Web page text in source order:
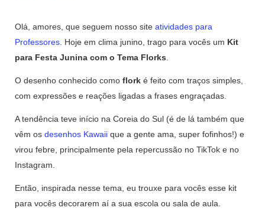
Olá, amores, que seguem nosso site atividades para
Professores . Hoje em clima junino, trago para vocês um Kit
para Festa Junina com o Tema Florks
O desenho conhecido como flork é feito com traços simples,
com expressões e reações ligadas a frases engraçadas.
A tendência teve início na Coreia do Sul (é de lá também que
vêm os desenhos Kawaii que a gente ama, super fofinhos!) e
virou febre, principalmente pela repercussão no TikTok e no
Instagram.
Então, inspirada nesse tema, eu trouxe para vocês esse kit
para vocês decorarem aí a sua escola ou sala de aula.